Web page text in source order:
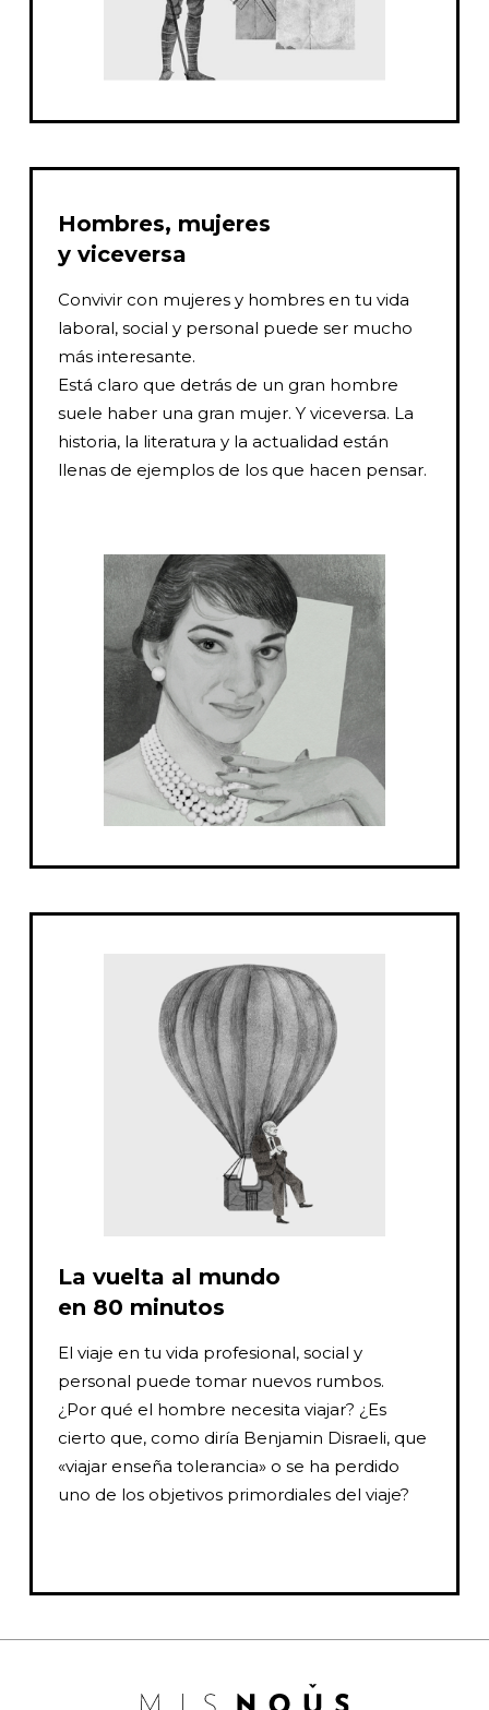
Hombres, mujeres
y viceversa
Convivir con mujeres y hombres en tu vida
laboral, social y personal puede ser mucho
más interesante.
Está claro que detrás de un gran hombre
suele haber una gran mujer. Y viceversa. La
historia, la literatura y la actualidad están
llenas de ejemplos de los que hacen pensar.
La vuelta al mundo
en 80 minutos
El viaje en tu vida profesional, social y
personal puede tomar nuevos rumbos.
¿Por qué el hombre necesita viajar? ¿Es
cierto que, como diría Benjamin Disraeli, que
«viajar enseña tolerancia» o se ha perdido
uno de los objetivos primordiales del viaje?